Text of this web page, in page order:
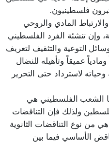
فلسطينيون.
والارتباط المادي والروحي
وإن تنشئة الفرد الفلسطيني
التوعية والتثقيف لتعريف
عميقاً وتأهيله للنضال
لاسترداد حتى التحرير
الشعب الفلسطيني هي
ولذلك فإن التناقضات
من نوع التناقضات الثانوية
الأساسي فيما بين